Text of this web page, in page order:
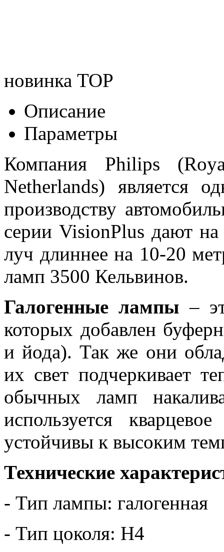
новинка TOP
Описание
Параметры
Компания Philips
Netherlands) является
производству
серии VisionPlus дают
луч длиннее на 10-20
ламп 3500 Кельвинов.
Галогенные лампы –
которых добавлен
и йода). Так же они
их свет подчеркивает
обычных ламп
используется
устойчивы к высоким
Технические
- Тип лампы: галогенная
- Тип цоколя: H4